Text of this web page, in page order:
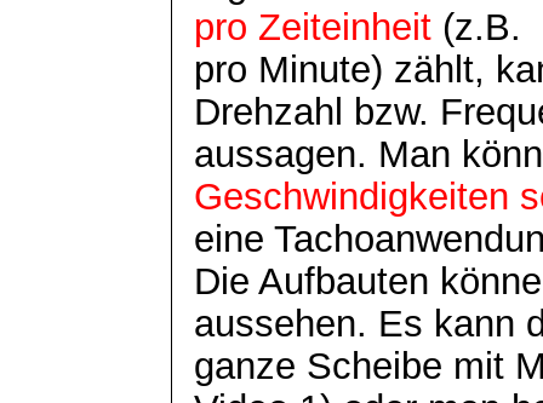
pro Zeiteinheit (z.B.
pro Minute) zählt,
Drehzahl bzw.
aussagen. Man
Geschwindigkeiten
eine
Die Aufbauten
aussehen. Es kann
ganze Scheibe mit